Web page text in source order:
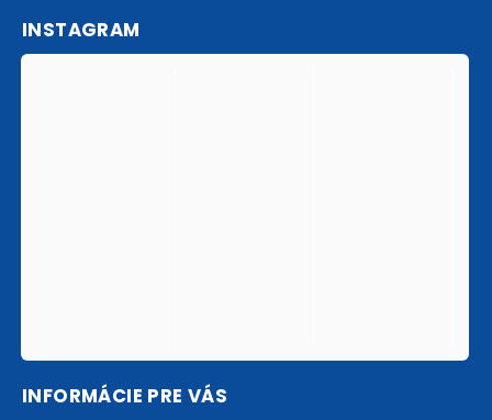
INSTAGRAM
INFORMÁCIE PRE VÁS